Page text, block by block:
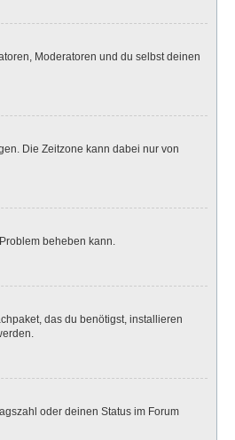
Moderatoren und du selbst deinen
Die Zeitzone kann dabei nur von
beheben kann.
das du benötigst, installieren
oder deinen Status im Forum